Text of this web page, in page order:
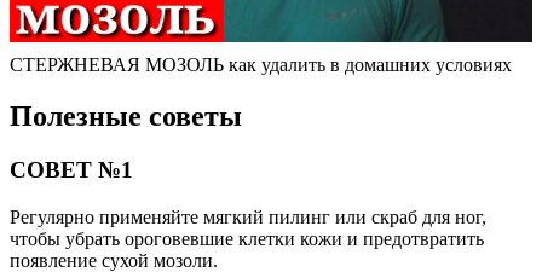
СТЕРЖНЕВАЯ МОЗОЛЬ как удалить в домашних условиях
Полезные советы
СОВЕТ №1
Регулярно применяйте мягкий пилинг или скраб для ног,
чтобы убрать ороговевшие клетки кожи и предотвратить
появление сухой мозоли.